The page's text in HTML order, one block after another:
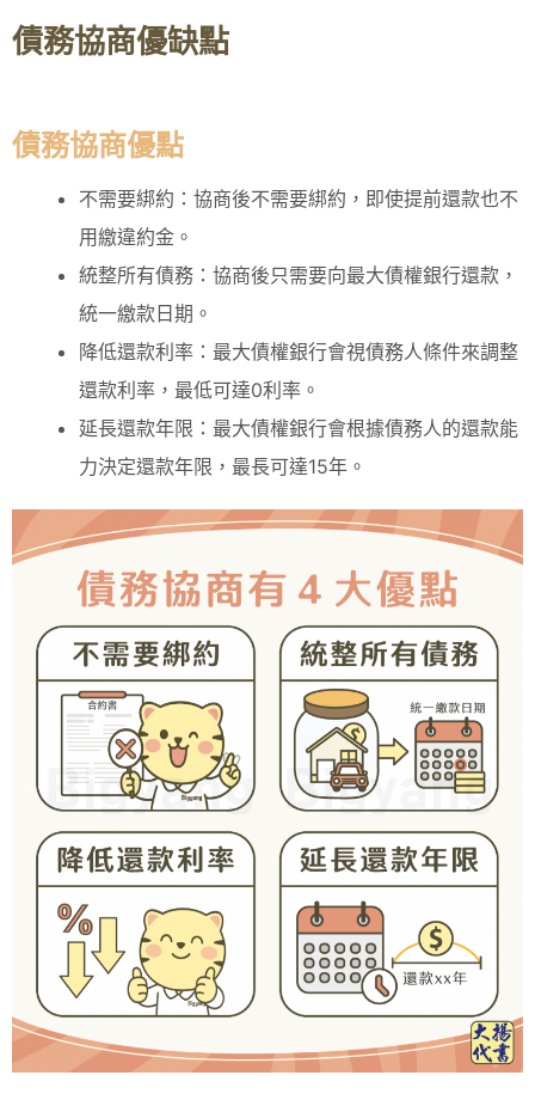
債務協商優缺點
債務協商優點
不需要綁約：協商後不需要綁約，即使提前還款也不
用繳違約金。
統整所有債務：協商後只需要向最大債權銀行還款，
統一繳款日期。
降低還款利率：最大債權銀行會視債務人條件來調整
還款利率，最低可達0利率。
延長還款年限：最大債權銀行會根據債務人的還款能
力決定還款年限，最長可達15年。